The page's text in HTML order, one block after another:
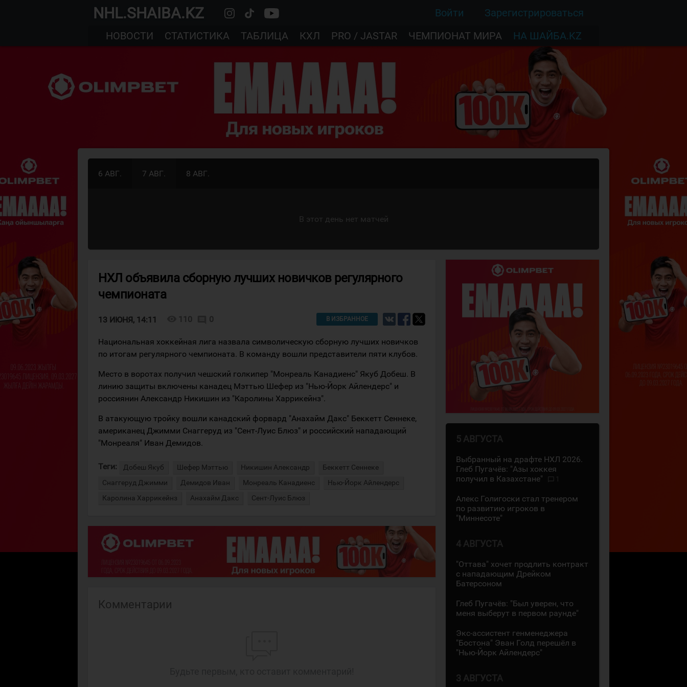
NHL.SHAIBA.KZ Войти
Зарегистрироваться
НОВОСТИ
СТАТИСТИКА ТАБЛИЦА КХЛ PRO / JASTAR ЧЕМПИОНАТ МИРА НА ШАЙБА.KZ
6 АВГ. 7 АВГ. 8 АВГ.
В этот день нет матчей
НХЛ объявила сборную лучших новичков регулярного
чемпионата
13 ИЮНЯ, 14:11 110 0 В ИЗБРАННОЕ
Национальная хоккейная лига назвала символическую сборную лучших новичков
по итогам регулярного чемпионата. В команду вошли представители пяти клубов.
Место в воротах получил чешский голкипер "Монреаль Канадиенс" Якуб Добеш. В
линию защиты включены канадец Мэттью Шефер из "Нью-Йорк Айлендерс" и
россиянин Александр Никишин из "Каролины Харрикейнз".
В атакующую тройку вошли канадский форвард "Анахайм Дакс" Беккетт Сеннеке,
американец Джимми Снаггеруд из "Сент-Луис Блюз" и российский нападающий
"Монреаля" Иван Демидов.
Теги: Добеш Якуб Шефер Мэттью Никишин Александр
Беккетт Сеннеке
Снаггеруд Джимми
Демидов Иван Монреаль Канадиенс
Нью-Йорк Айлендерс
Каролина Харрикейнз
Анахайм Дакс Сент-Луис Блюз
Комментарии
5 АВГУСТА
Выбранный на драфте НХЛ 2026.
Глеб Пугачёв: "Азы хоккея
получил в Казахстане"
Алекс Голигоски стал тренером
по развитию игроков в
"Миннесоте"
4 АВГУСТА
"Оттава" хочет продлить контракт
с нападающим Дрейком
Батерсоном
Глеб Пугачёв: "Был уверен, что
меня выберут в первом раунде"
Экс-ассистент генменеджера
"Бостона" Эван Голд перешёл в
"Нью-Йорк Айлендерс"
3 АВГУСТА